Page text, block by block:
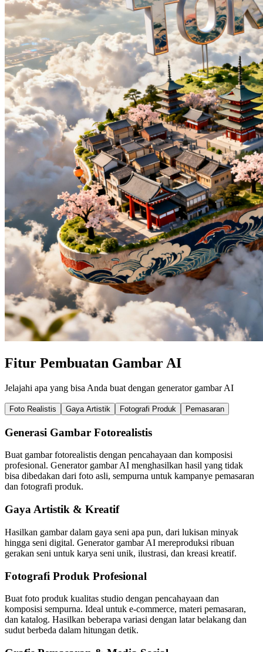
Fitur Pembuatan Gambar AI
Jelajahi apa yang bisa Anda buat dengan generator gambar AI
Foto Realistis Gaya Artistik Fotografi Produk Pemasaran
Generasi Gambar Fotorealistis
Buat gambar fotorealistis dengan pencahayaan dan komposisi
profesional. Generator gambar AI menghasilkan hasil yang tidak
bisa dibedakan dari foto asli, sempurna untuk kampanye pemasaran
dan fotografi produk.
Gaya Artistik & Kreatif
Hasilkan gambar dalam gaya seni apa pun, dari lukisan minyak
hingga seni digital. Generator gambar AI mereproduksi ribuan
gerakan seni untuk karya seni unik, ilustrasi, dan kreasi kreatif.
Fotografi Produk Profesional
Buat foto produk kualitas studio dengan pencahayaan dan
komposisi sempurna. Ideal untuk e-commerce, materi pemasaran,
dan katalog. Hasilkan beberapa variasi dengan latar belakang dan
sudut berbeda dalam hitungan detik.